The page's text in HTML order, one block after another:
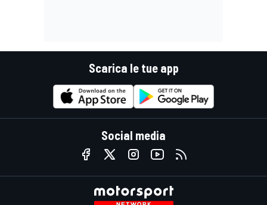
Scarica le tue app
Social media